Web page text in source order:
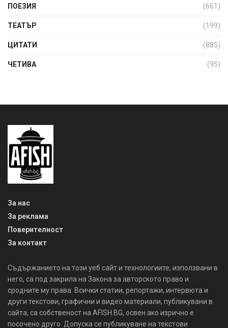
ПОЕЗИЯ (661)
ТЕАТЪР (199)
ЦИТАТИ (885)
ЧЕТИВА (95)
За нас
За реклама
Поверителност
За контакт
Съдържанието на този уеб сайт и технологиите, използвани в
него, са под закрила на Закона за авторското право и
сродните му права. Всички статии, репортажи, интервюта и
други текстови, графични и видео материали, публикувани в
сайта, са собственост на AFISH.BG, освен ако изрично е
посочено друго. Допуска се публикуване на текстови